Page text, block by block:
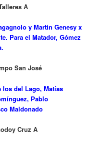
A
y Martin Genesy x
Para el Matador, Gómez
San José
los del Lago, Matías
Pablo
Maldonado
Cruz A